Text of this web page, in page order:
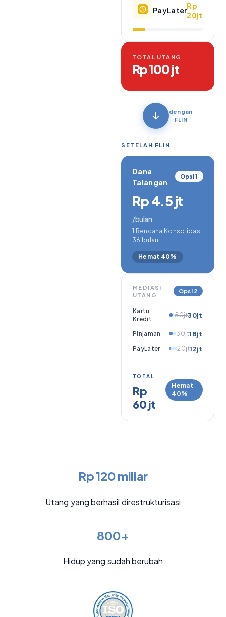
PayLater
Rp
20jt
TOTAL UTANG
Rp 100 jt
dengan
FLIN
SETELAH FLIN
Dana
Talangan
Opsi 1
Rp 4.5 jt
/bulan
1 Rencana Konsolidasi
36 bulan
Hemat 40%
MEDIASI
UTANG
Opsi 2
Kartu
Kredit
50jt30jt
Pinjaman 30jt18jt
PayLater 20jt12jt
TOTAL
Rp
60 jt
Hemat
40%
Rp 120 miliar
Utang yang berhasil direstrukturisasi
800+
Hidup yang sudah berubah